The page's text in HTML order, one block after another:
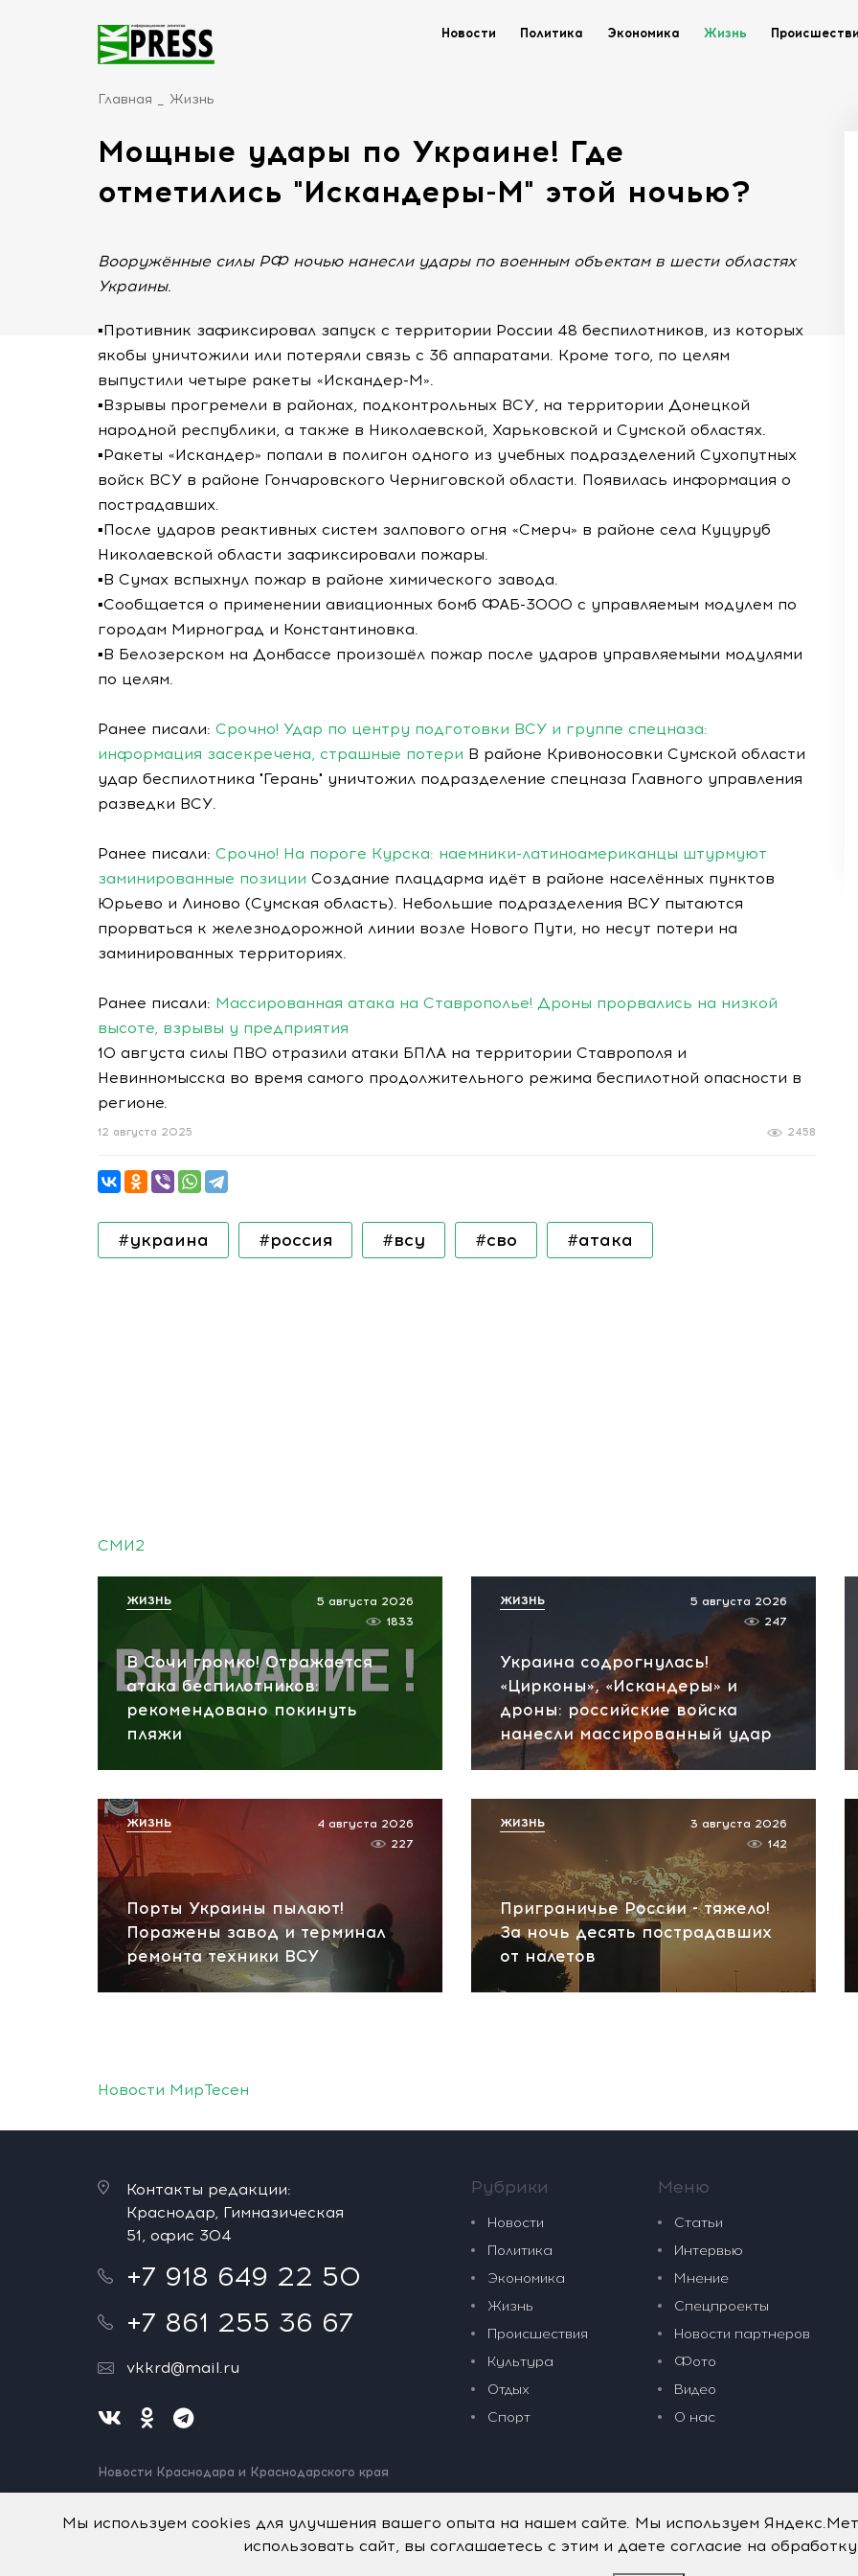
Новости Политика Экономика Жизнь
Главная Жизнь
Мощные удары по Украине! Где
отметились "Искандеры-М" этой ночью?
Вооружённые силы РФ ночью нанесли удары по военным объектам в шести областях
Украины.
▪️Противник зафиксировал запуск с территории России 48 беспилотников, из которых
якобы уничтожили или потеряли связь с 36 аппаратами. Кроме того, по целям
выпустили четыре ракеты «Искандер-М».
▪️Взрывы прогремели в районах, подконтрольных ВСУ, на территории Донецкой
народной республики, а также в Николаевской, Харьковской и Сумской областях.
▪️Ракеты «Искандер» попали в полигон одного из учебных подразделений Сухопутных
войск ВСУ в районе Гончаровского Черниговской области. Появилась информация о
пострадавших.
▪️После ударов реактивных систем залпового огня «Смерч» в районе села Куцуруб
Николаевской области зафиксировали пожары.
▪️В Сумах вспыхнул пожар в районе химического завода.
▪️Сообщается о применении авиационных бомб ФАБ-3000 с управляемым модулем по
городам Мирноград и Константиновка.
▪️В Белозерском на Донбассе произошёл пожар после ударов управляемыми модулями
по целям.
Ранее писали: Срочно! Удар по центру подготовки ВСУ и группе спецназа:
информация засекречена, страшные потери В районе Кривоносовки Сумской области
удар беспилотника "Герань" уничтожил подразделение спецназа Главного управления
разведки ВСУ.
Ранее писали: Срочно! На пороге Курска: наемники-латиноамериканцы штурмуют
заминированные позиции Создание плацдарма идёт в районе населённых пунктов
Юрьево и Линово (Сумская область). Небольшие подразделения ВСУ пытаются
прорваться к железнодорожной линии возле Нового Пути, но несут потери на
заминированных территориях.
Ранее писали: Массированная атака на Ставрополье! Дроны прорвались на низкой
высоте, взрывы у предприятия
10 августа силы ПВО отразили атаки БПЛА на территории Ставрополя и
Невинномысска во время самого продолжительного режима беспилотной опасности в
регионе.
2458
12 августа 2025
#украина #россия #всу #сво #атака
СМИ2
В Сочи громко! Отражается
атака беспилотников:
рекомендовано покинуть
пляжи
5 августа 2026
1833
ЖИЗНЬ
Украина содрогнулась!
«Цирконы», «Искандеры» и
дроны: российские войска
нанесли массированный удар
5 августа 2026
247
ЖИЗНЬ
Порты Украины пылают!
Поражены завод и терминал
ремонта техники ВСУ
4 августа 2026
227
ЖИЗНЬ
Приграничье России - тяжело!
За ночь десять пострадавших
от налетов
3 августа 2026
142
ЖИЗНЬ
Новости МирТесен
Контакты редакции:
Краснодар, Гимназическая
51, офис 304
+7 918 649 22 50
+7 861 255 36 67
vkkrd@mail.ru
Новости Краснодара и Краснодарского края
Нашли ошибку? Выделите и нажмите Ctrl+Enter.
Рубрики
Новости
Политика
Экономика
Жизнь
Происшествия
Культура
Отдых
Спорт
Меню
Статьи
Интервью
Мнение
Спецпроекты
Новости партнеров
Фото
Видео
О нас
Мы используем cookies для улучшения вашего опыта на нашем сайте. Мы используем
использовать сайт, вы соглашаетесь с этим и даете согласие на